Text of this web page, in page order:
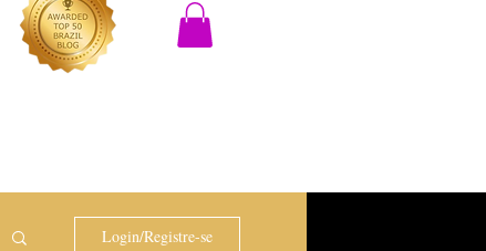
Login/Registre-se